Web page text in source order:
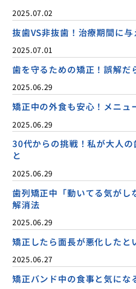
2025.07.02
抜歯VS非抜歯！治療期間に
2025.07.01
歯を守るための矯正！誤解だ
2025.06.29
矯正中の外食も安心！メニュ
2025.06.29
30代からの挑戦！私が大人の
と
2025.06.29
歯列矯正中「動いてる気がし
解消法
2025.06.29
矯正したら面長が悪化したと
2025.06.27
矯正バンド中の食事と気にな